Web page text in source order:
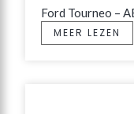
Ford Tourneo –
MEER LEZEN